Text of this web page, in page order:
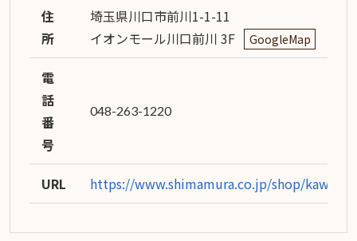
住
所
埼玉県川口市前川1-1-11
イオンモール川口前川 3F
GoogleMap
電
話
番
号
048-263-1220
URL https://www.shimamura.co.jp/shop/